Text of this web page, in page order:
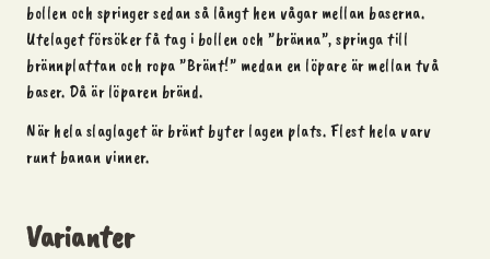
bollen och springer sedan så långt hen vågar mellan baserna.
Utelaget försöker få tag i bollen och ”bränna”, springa till
brännplattan och ropa ”Bränt!” medan en löpare är mellan två
baser. Då är löparen bränd.
När hela slaglaget är bränt byter lagen plats. Flest hela varv
runt banan vinner.
Varianter